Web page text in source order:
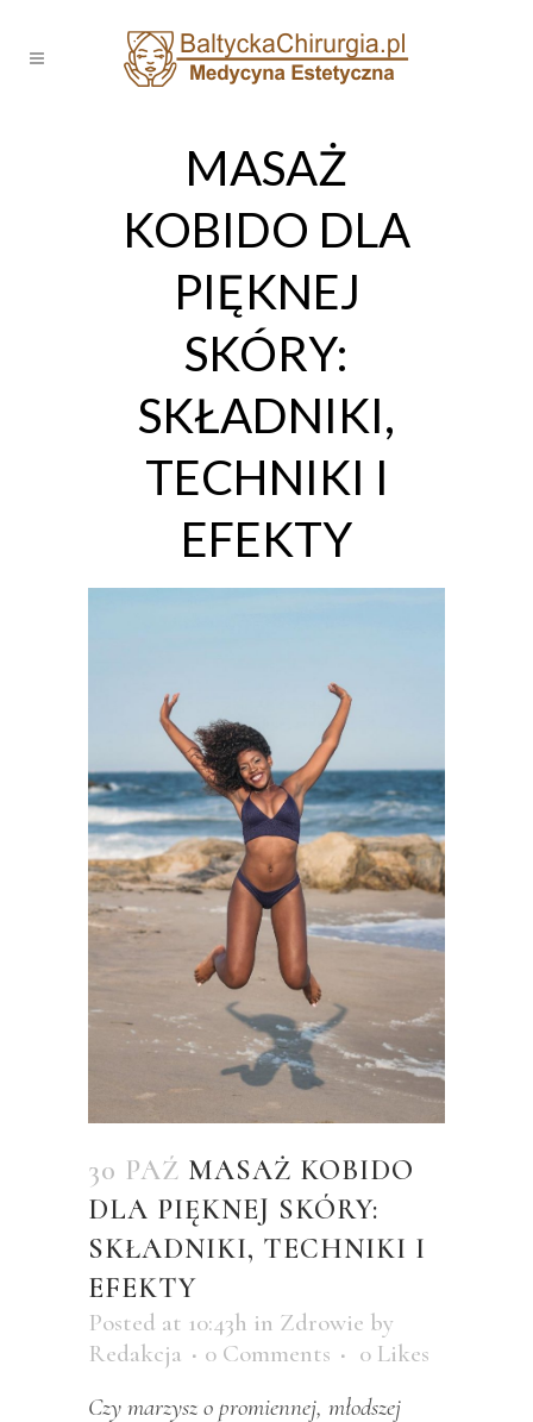
MASAŻ
KOBIDO DLA
PIĘKNEJ
SKÓRY:
SKŁADNIKI,
TECHNIKI I
EFEKTY
30 PAŹ MASAŻ KOBIDO
DLA PIĘKNEJ SKÓRY:
SKŁADNIKI, TECHNIKI I
EFEKTY
Posted at 10:43h in Zdrowie by
Redakcja
0 Comments 0 Likes
Czy marzysz o promiennej, młodszej